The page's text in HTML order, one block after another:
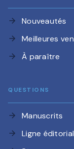
arrow_forward Nouveautés
arrow_forward Meilleures
arrow_forward À paraître
QUESTIONS
arrow_forward Manuscrits
arrow_forward Ligne